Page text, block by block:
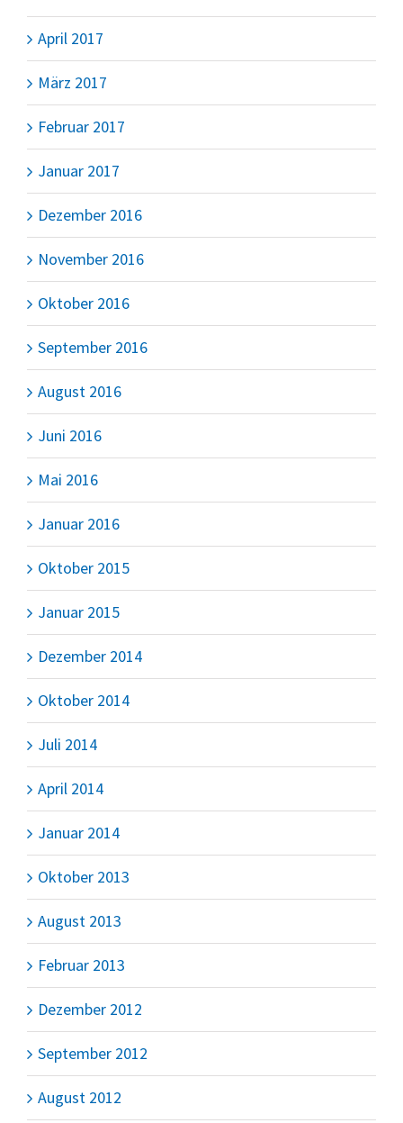
April 2017
März 2017
Februar 2017
Januar 2017
Dezember 2016
November 2016
Oktober 2016
September 2016
August 2016
Juni 2016
Mai 2016
Januar 2016
Oktober 2015
Januar 2015
Dezember 2014
Oktober 2014
Juli 2014
April 2014
Januar 2014
Oktober 2013
August 2013
Februar 2013
Dezember 2012
September 2012
August 2012